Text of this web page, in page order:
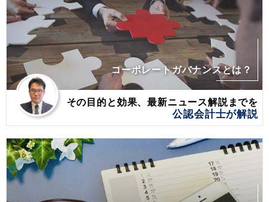
コーポレートガバナンスとは？
その目的と効果、最新ニュース解説までを
公認会計士が解説